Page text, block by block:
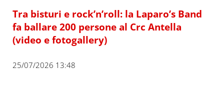
Tra bisturi e rock’n’roll: la Laparo’s Band
fa ballare 200 persone al Crc Antella
(video e fotogallery)
25/07/2026 13:48